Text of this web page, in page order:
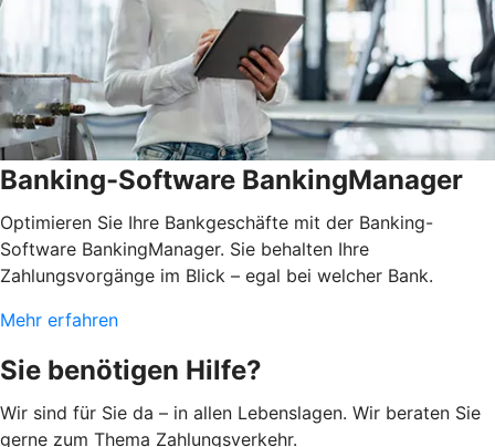
Banking-Software BankingManager
Optimieren Sie Ihre Bankgeschäfte mit der Banking-
Software BankingManager. Sie behalten Ihre
Zahlungsvorgänge im Blick – egal bei welcher Bank.
Mehr erfahren
Sie benötigen Hilfe?
Wir sind für Sie da – in allen Lebenslagen. Wir beraten Sie
gerne zum Thema Zahlungsverkehr.